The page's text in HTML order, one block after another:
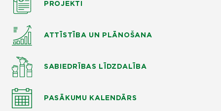
PROJEKTI
ATTĪSTĪBA UN PLĀNOŠANA
SABIEDRĪBAS LĪDZDALĪBA
PASĀKUMU KALENDĀRS